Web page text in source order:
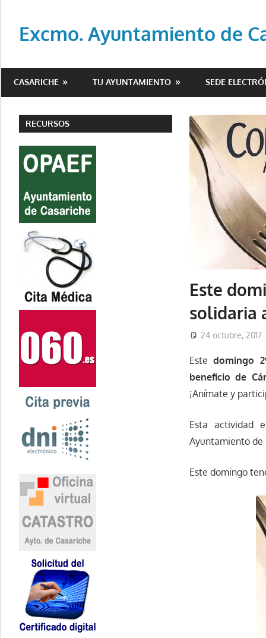
contenido
Excmo. Ayuntamiento de
del
de
Casariche
CASARICHE TU AYUNTAMIENTO SEDE
Este
solidaria
24 octubre, 2017
Estedomingo
beneficio de
¡Anímate y
Esta actividad
Ayuntamiento de
Este domingo
RECURSOS